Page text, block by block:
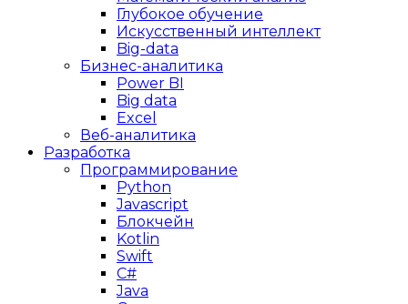
Глубокое обучение
Искусственный интеллект
Big-data
Бизнес-аналитика
Power BI
Big data
Excel
Веб-аналитика
Разработка
Программирование
Python
Javascript
Блокчейн
Kotlin
Swift
C#
Java